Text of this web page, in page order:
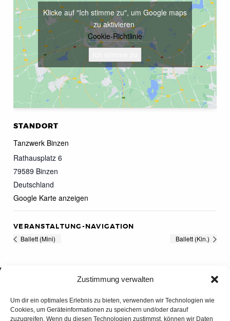
Zustimmung verwalten
Um dir ein optimales Erlebnis zu bieten, verwenden wir Technologien wie
Cookies, um Geräteinformationen zu speichern und/oder darauf
zuzugreifen. Wenn du diesen Technologien zustimmst, können wir Daten
STANDORT
Tanzwerk Binzen
Rathausplatz 6
79589 Binzen
Deutschland
Google Karte anzeigen
Klicke auf "Ich stimme zu", um Google maps
zu aktivieren
Cookie-Richtlinie
VERANSTALTUNG-NAVIGATION
Ballett (Mini) Ballett (Kin.)